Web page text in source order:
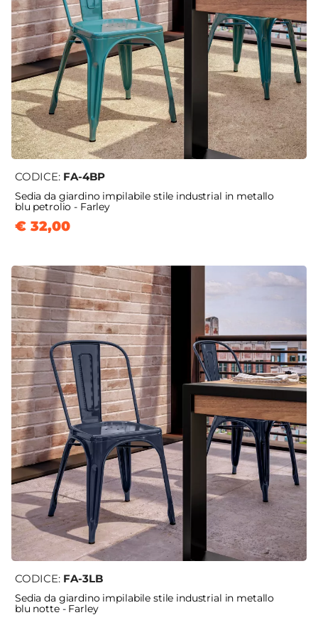
CODICE: FA-4BP
Sedia da giardino impilabile stile industrial in metallo
blu petrolio - Farley
€ 32,00
CODICE: FA-3LB
Sedia da giardino impilabile stile industrial in metallo
blu notte - Farley